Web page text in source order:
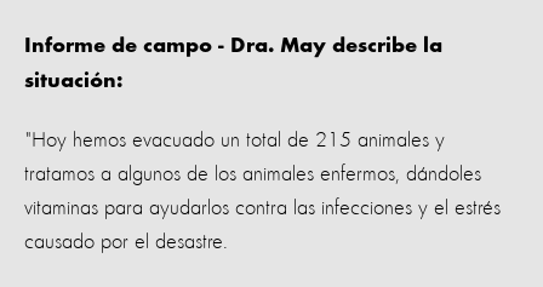
Informe de campo - Dra. May describe la
situación:
"Hoy hemos evacuado un total de 215 animales y
tratamos a algunos de los animales enfermos, dándoles
vitaminas para ayudarlos contra las infecciones y el estrés
causado por el desastre.